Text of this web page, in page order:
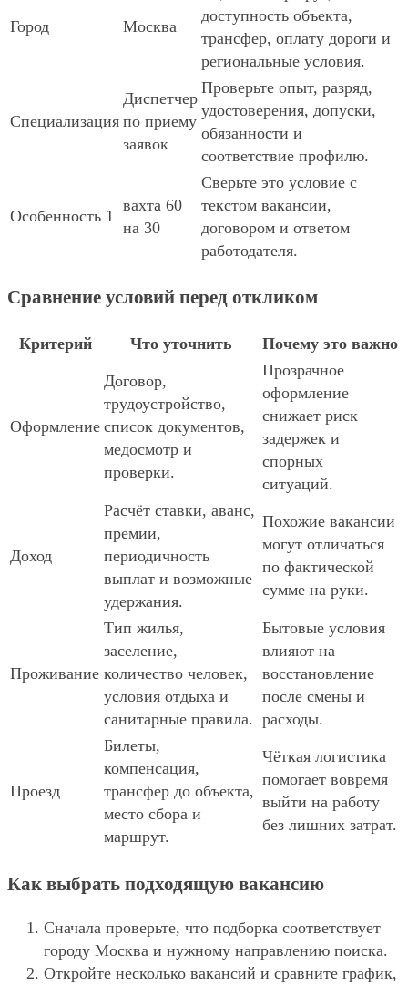
Город Москва
доступность объекта,
трансфер, оплату дороги и
региональные условия.
Специализация
Диспетчер
по приему
заявок
Проверьте опыт, разряд,
удостоверения, допуски,
обязанности и
соответствие профилю.
Особенность 1
вахта 60
на 30
Сверьте это условие с
текстом вакансии,
договором и ответом
работодателя.
Сравнение условий перед откликом
Критерий Что уточнить Почему это важно
Оформление
Договор,
трудоустройство,
список документов,
медосмотр и
проверки.
Прозрачное
оформление
снижает риск
задержек и
спорных
ситуаций.
Доход
Расчёт ставки, аванс,
премии,
периодичность
выплат и возможные
удержания.
Похожие вакансии
могут отличаться
по фактической
сумме на руки.
Проживание
Тип жилья,
заселение,
количество человек,
условия отдыха и
санитарные правила.
Бытовые условия
влияют на
восстановление
после смены и
расходы.
Проезд
Билеты,
компенсация,
трансфер до объекта,
место сбора и
маршрут.
Чёткая логистика
помогает вовремя
выйти на работу
без лишних затрат.
Как выбрать подходящую вакансию
Сначала проверьте, что подборка соответствует
городу Москва и нужному направлению поиска.
Откройте несколько вакансий и сравните график,